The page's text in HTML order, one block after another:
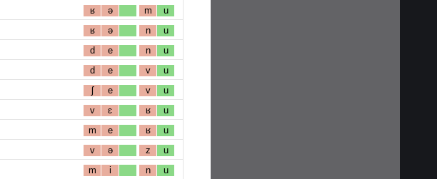
ʁ ə m u
ʁ ə n u
d e n u
d e v u
ʃ e v u
v ɛ ʁ u
m e ʁ u
v ə z u
m i n u